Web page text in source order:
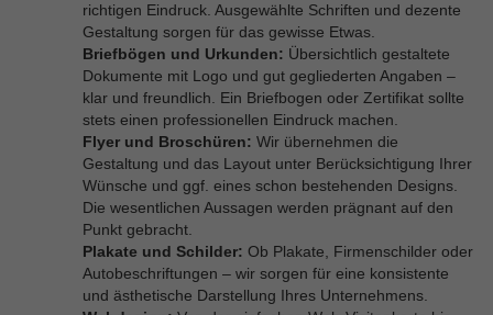
richtigen Eindruck. Ausgewählte Schriften und dezente
Gestaltung sorgen für das gewisse Etwas.
Briefbögen und Urkunden: Übersichtlich gestaltete
Dokumente mit Logo und gut gegliederten Angaben –
klar und freundlich. Ein Briefbogen oder Zertifikat sollte
stets einen professionellen Eindruck machen.
Flyer und Broschüren: Wir übernehmen die
Gestaltung und das Layout unter Berücksichtigung Ihrer
Wünsche und ggf. eines schon bestehenden Designs.
Die wesentlichen Aussagen werden prägnant auf den
Punkt gebracht.
Plakate und Schilder: Ob Plakate, Firmenschilder oder
Autobeschriftungen – wir sorgen für eine konsistente
und ästhetische Darstellung Ihres Unternehmens.